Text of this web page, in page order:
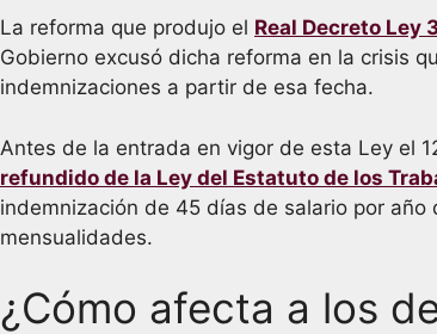
La reforma que produjo el Real Decreto Ley
Gobierno excusó dicha reforma en la crisis
indemnizaciones a partir de esa fecha.
Antes de la entrada en vigor de esta Ley el
refundido de la Ley del Estatuto de los
indemnización de 45 días de salario por
mensualidades.
¿Cómo afecta a los